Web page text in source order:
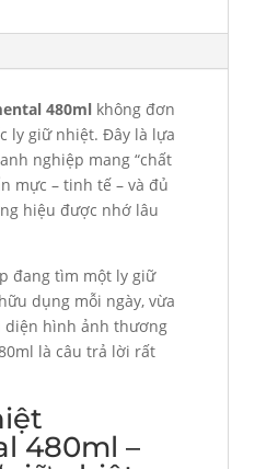
480mlkhông đơn
ly giữ nhiệt. Đây là lựa
nghiệp mang “chất
mực – tinh tế – và đủ
hiệu được nhớ lâu
đang tìm một ly giữ
dụng mỗi ngày, vừa
diện hình ảnh thương
là câu trả lời rất
480ml –